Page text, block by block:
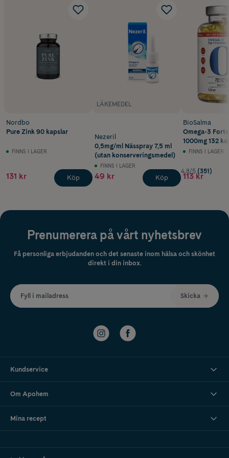
Nordbo
Pure Zink 90 kapslar
FINNS I LAGER
131 kr Köp
LÄKEMEDEL
Nezeril
0,5mg/ml Nässpray 7,5 ml
(utan konserveringsmedel)
FINNS I LAGER
49 kr Köp
BioSalma
Omega-3
1000mg 132
FINNS I LAGER
4.8/5 (351)
113 kr
Prenumerera på vårt nyhetsbrev
Få personliga erbjudanden och det senaste inom hälsa och skönhet
direkt i din inbox.
Fyll i mailadress Skicka
Kundservice
Om Apohem
Mina recept